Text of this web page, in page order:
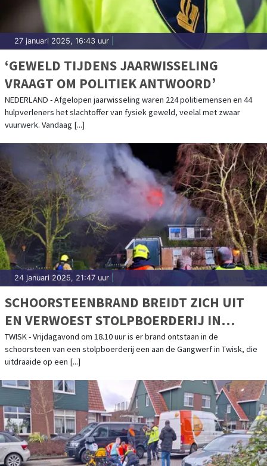
27 januari 2025, 16:43 uur
‘GEWELD TIJDENS JAARWISSELING
VRAAGT OM POLITIEK ANTWOORD’
NEDERLAND - Afgelopen jaarwisseling waren 224 politiemensen en 44
hulpverleners het slachtoffer van fysiek geweld, veelal met zwaar
vuurwerk. Vandaag [...]
24 januari 2025, 21:47 uur
SCHOORSTEENBRAND BREIDT ZICH UIT
EN VERWOEST STOLPBOERDERIJ IN
TWISK
TWISK - Vrijdagavond om 18.10 uur is er brand ontstaan in de
schoorsteen van een stolpboerderij een aan de Gangwerf in Twisk, die
uitdraaide op een [...]